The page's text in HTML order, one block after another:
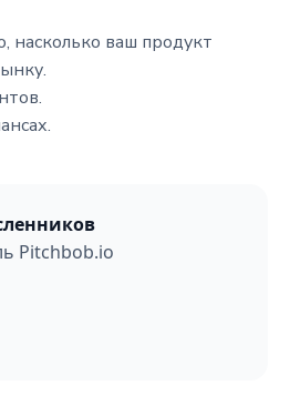
насколько ваш продукт
Pitchbob.io